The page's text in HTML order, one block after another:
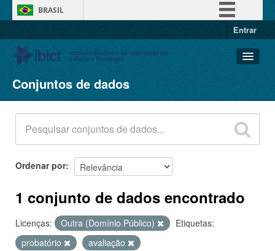
BRASIL
Entrar
Conjuntos de dados
Organizações
Grupos
Sobre
Conjuntos de dados
Ordenar por
1 conjunto de dados encontrado
Licenças: Outra (Domínio Público)
Etiquetas:
probatório
avaliação